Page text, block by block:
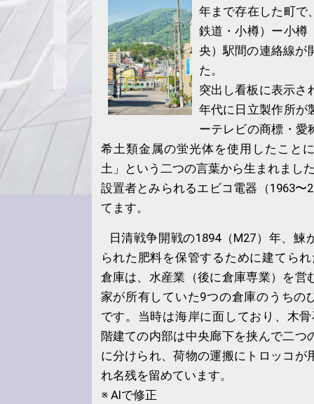
年まで存在した町で
鉄道・小樽）ー小樽
央）駅間の連絡線が
た。
突出し看板に表示さ
年代に日立製作所が
ーテレビの商標・愛
希土類金属の蛍光体を使用したこと
土」という二つの言葉から生まれまし
設置者とみられるエビコ電器（1963〜
てます。
日清戦争開戦の1894（M27）年、鰊
られた肥料を保管するために建てら
倉庫は、水産業（後に倉庫専業）を営
家が所有していた9つの倉庫のうちの
です。当時は海岸に面しており、木
階建ての内部は中央廊下を挟んで二つ
に分けられ、荷物の運搬にトロッコが
れ名残を留めています。
※ AIで修正